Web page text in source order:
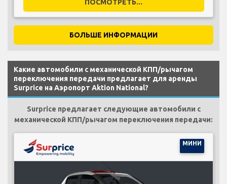
ПОСМОТРЕТЬ...
БОЛЬШЕ ИНФОРМАЦИИ
Какие автомобили с механической КПП/рычагом
переключения передачи предлагает для аренды
Surprice на Аэропорт Aktion National?
Surprice предлагает следующие автомобили с
механической КПП/рычагом переключения передачи:
МИНИ